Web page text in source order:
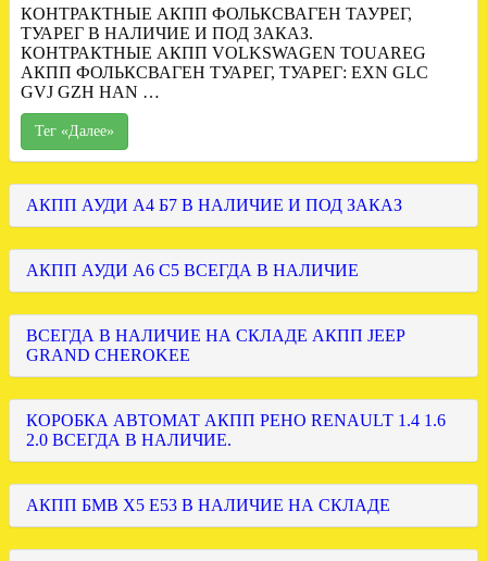
КОНТРАКТНЫЕ АКПП ФОЛЬКСВАГЕН ТАУРЕГ,
ТУАРЕГ В НАЛИЧИЕ И ПОД ЗАКАЗ.
КОНТРАКТНЫЕ АКПП VOLKSWAGEN TOUAREG
АКПП ФОЛЬКСВАГЕН ТУАРЕГ, ТУАРЕГ: EXN GLC
GVJ GZH HAN …
Тег «Далее»
АКПП АУДИ А4 Б7 В НАЛИЧИЕ И ПОД ЗАКАЗ
АКПП АУДИ А6 С5 ВСЕГДА В НАЛИЧИЕ
ВСЕГДА В НАЛИЧИЕ НА СКЛАДЕ АКПП JEEP
GRAND CHEROKEE
КОРОБКА АВТОМАТ АКПП РЕНО RENAULT 1.4 1.6
2.0 ВСЕГДА В НАЛИЧИЕ.
АКПП БМВ Х5 Е53 В НАЛИЧИЕ НА СКЛАДЕ